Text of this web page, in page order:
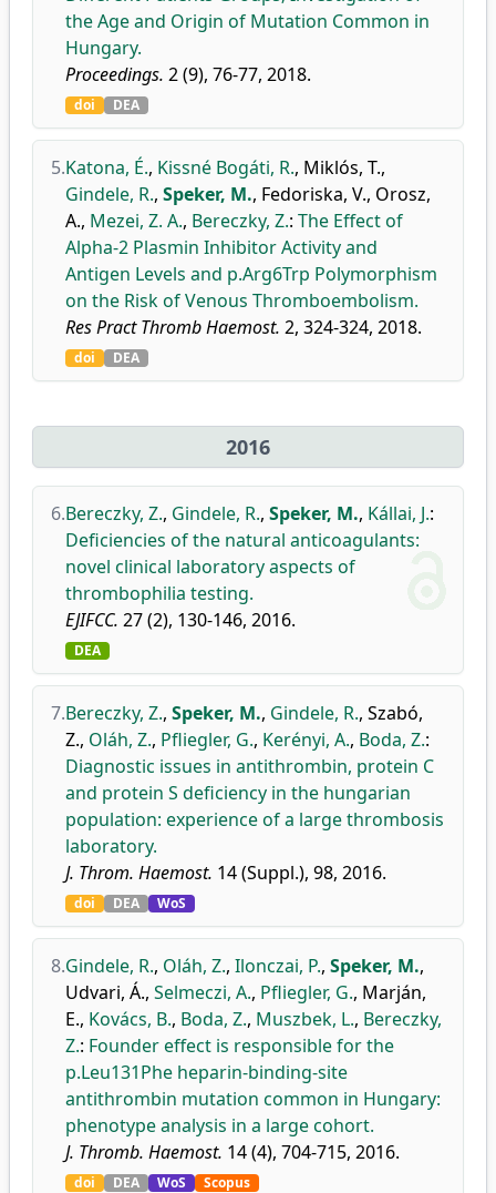
the Age and Origin of Mutation Common in
Hungary.
Proceedings. 2 (9), 76-77, 2018.
doi DEA
5.Katona, É., Kissné Bogáti, R., Miklós, T.,
Gindele, R., Speker, M., Fedoriska, V., Orosz,
A., Mezei, Z. A., Bereczky, Z.: The Effect of
Alpha-2 Plasmin Inhibitor Activity and
Antigen Levels and p.Arg6Trp Polymorphism
on the Risk of Venous Thromboembolism.
Res Pract Thromb Haemost. 2, 324-324, 2018.
doi DEA
2016
6.Bereczky, Z., Gindele, R., Speker, M., Kállai, J.:
Deficiencies of the natural anticoagulants:
novel clinical laboratory aspects of
thrombophilia testing.
EJIFCC. 27 (2), 130-146, 2016.
DEA
7.Bereczky, Z., Speker, M., Gindele, R., Szabó,
Z., Oláh, Z., Pfliegler, G., Kerényi, A., Boda, Z.:
Diagnostic issues in antithrombin, protein C
and protein S deficiency in the hungarian
population: experience of a large thrombosis
laboratory.
J. Throm. Haemost. 14 (Suppl.), 98, 2016.
doi DEA WoS
8.Gindele, R., Oláh, Z., Ilonczai, P., Speker, M.,
Udvari, Á., Selmeczi, A., Pfliegler, G., Marján,
E., Kovács, B., Boda, Z., Muszbek, L., Bereczky,
Z.: Founder effect is responsible for the
p.Leu131Phe heparin-binding-site
antithrombin mutation common in Hungary:
phenotype analysis in a large cohort.
J. Thromb. Haemost. 14 (4), 704-715, 2016.
doi DEA WoS Scopus